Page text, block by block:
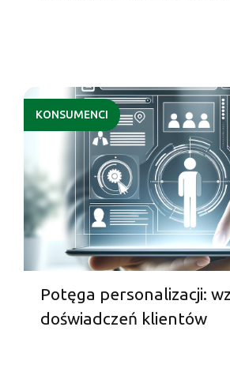
KONSUMENCI
Potęga personalizacji:
doświadczeń klientów